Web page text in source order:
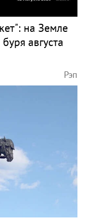
на Земле
августа
Рэп